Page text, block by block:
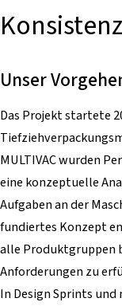
Konsistenz
Unser
Das Projekt startete
MULTIVAC wurden
eine konzeptuelle
Aufgaben an der
fundiertes Konzept
alle Produktgruppen
Anforderungen zu
In Design Sprints